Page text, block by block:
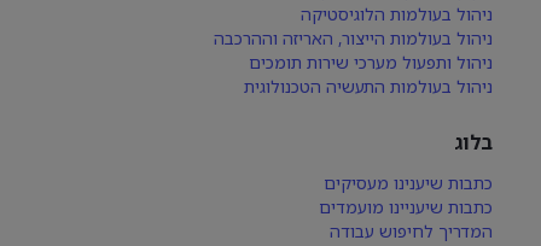
ניהול בעולמות הלוגיסטיקה
ניהול בעולמות הייצור, האריזה וההרכבה
ניהול ותפעול מערכי שירות תומכים
ניהול בעולמות התעשיה הטכנולוגית
בלוג
כתבות שיענינו מעסיקים
כתבות שיעניינו מועמדים
המדריך לחיפוש עבודה